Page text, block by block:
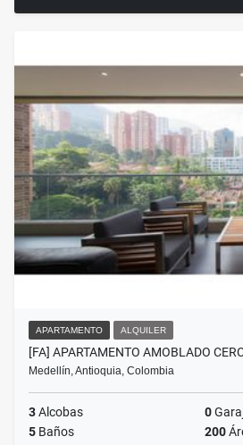
APARTAMENTO ALQUILER
[FA] APARTAMENTO AMOBLADO
Medellín, Antioquia, Colombia
3Alcobas 0
5 Baños 200